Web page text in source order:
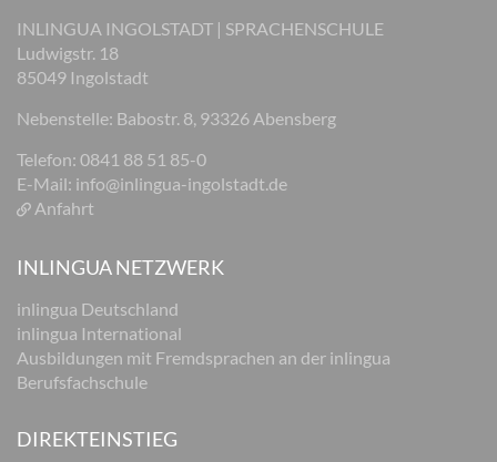
INLINGUA INGOLSTADT | SPRACHENSCHULE
Ludwigstr. 18
85049 Ingolstadt
Nebenstelle: Babostr. 8, 93326 Abensberg
Telefon: 0841 88 51 85-0
E-Mail: info@inlingua-ingolstadt.de
Anfahrt
INLINGUA NETZWERK
inlingua Deutschland
inlingua International
Ausbildungen mit Fremdsprachen an der inlingua
Berufsfachschule
DIREKTEINSTIEG